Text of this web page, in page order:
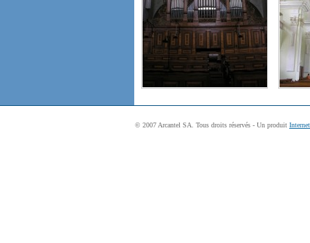
© 2007 Arcantel SA. Tous droits réservés - Un produit